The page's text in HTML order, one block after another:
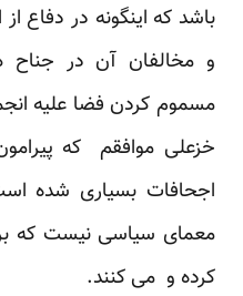
باشد که اینگونه در
و مخالفان آن در جناح
مسموم کردن فضا علیه
خزعلی موافقم که
اجحافات بسیاری شده
معمای سیاسی نیست که
کرده و می کنند.